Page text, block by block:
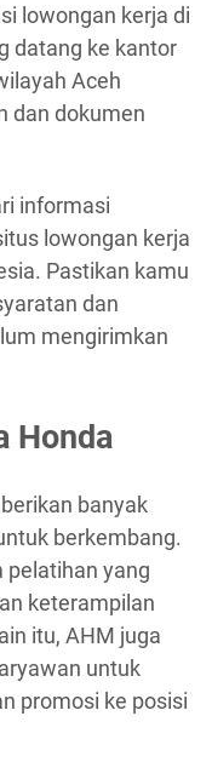
lowongan kerja di
datang ke kantor
Aceh
dan dokumen
informasi
lowongan kerja
Pastikan kamu
dan
mengirimkan
Honda
banyak
berkembang.
pelatihan yang
keterampilan
itu, AHM juga
untuk
promosi ke posisi